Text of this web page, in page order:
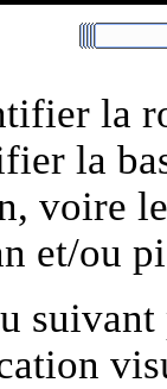
la
la
voire
et/ou
suivant